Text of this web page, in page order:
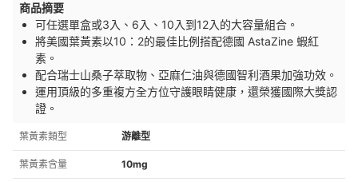
商品摘要
可任選單盒或3入、6入、10入到12入的大容量組合。
將美國葉黃素以10：2的最佳比例搭配德國 AstaZine 蝦紅
素。
配合瑞士山桑子萃取物、亞麻仁油與德國智利酒果加強功效。
運用頂級的多重複方全方位守護眼睛健康，還榮獲國際大獎認
證。
葉黃素類型 游離型
葉黃素含量 10mg